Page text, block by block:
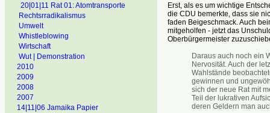
20|01|11 Rat 01: Atomtransporte
Rechtsrradikalismus
Umwelt
Whistleblowing
Wirtschaft
Wut | Demonstration
2010
2009
2008
2007
14|11|06 Jamaika Papier
Erst, als es um wichtige
die CDU bemerkte, dass sie
faden Beigeschmack. Auch
mitgeholfen - jetzt das
Oberbürgermeister
Daraus auch noch ein
Nervosität. Auch der
Wahlstände
gewinnen und
sich der neue Rat mit
Teil der lukrativen
deren Geldern man